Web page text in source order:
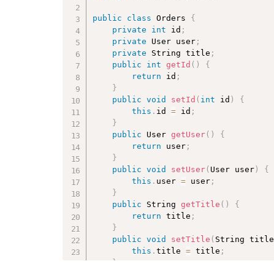
public class Orders
{
private
int id ;
private User user ;
private String title ;
public
int getId ( )
{
return id ;
}
public
void setId ( int id )
{
this . id = id ;
}
public User getUser( )
{
return user ;
}
public
void setUser( User user )
{
this . user = user ;
}
public String getTitle ( )
{
return title ;
}
public
void setTitle ( String title
this .title = title ;
}